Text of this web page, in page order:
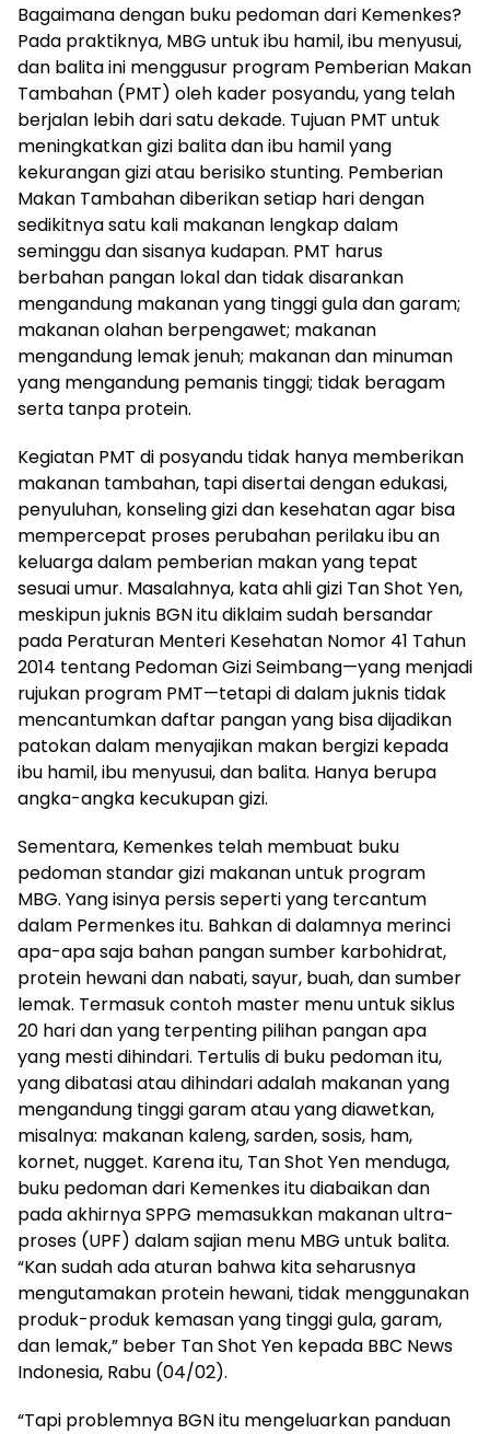
Bagaimana dengan buku pedoman dari Kemenkes?
Pada praktiknya, MBG untuk ibu hamil, ibu menyusui,
dan balita ini menggusur program Pemberian Makan
Tambahan (PMT) oleh kader posyandu, yang telah
berjalan lebih dari satu dekade. Tujuan PMT untuk
meningkatkan gizi balita dan ibu hamil yang
kekurangan gizi atau berisiko stunting. Pemberian
Makan Tambahan diberikan setiap hari dengan
sedikitnya satu kali makanan lengkap dalam
seminggu dan sisanya kudapan. PMT harus
berbahan pangan lokal dan tidak disarankan
mengandung makanan yang tinggi gula dan garam;
makanan olahan berpengawet; makanan
mengandung lemak jenuh; makanan dan minuman
yang mengandung pemanis tinggi; tidak beragam
serta tanpa protein.
Kegiatan PMT di posyandu tidak hanya memberikan
makanan tambahan, tapi disertai dengan edukasi,
penyuluhan, konseling gizi dan kesehatan agar bisa
mempercepat proses perubahan perilaku ibu an
keluarga dalam pemberian makan yang tepat
sesuai umur. Masalahnya, kata ahli gizi Tan Shot Yen,
meskipun juknis BGN itu diklaim sudah bersandar
pada Peraturan Menteri Kesehatan Nomor 41 Tahun
2014 tentang Pedoman Gizi Seimbang—yang menjadi
rujukan program PMT—tetapi di dalam juknis tidak
mencantumkan daftar pangan yang bisa dijadikan
patokan dalam menyajikan makan bergizi kepada
ibu hamil, ibu menyusui, dan balita. Hanya berupa
angka-angka kecukupan gizi.
Sementara, Kemenkes telah membuat buku
pedoman standar gizi makanan untuk program
MBG. Yang isinya persis seperti yang tercantum
dalam Permenkes itu. Bahkan di dalamnya merinci
apa-apa saja bahan pangan sumber karbohidrat,
protein hewani dan nabati, sayur, buah, dan sumber
lemak. Termasuk contoh master menu untuk siklus
20 hari dan yang terpenting pilihan pangan apa
yang mesti dihindari. Tertulis di buku pedoman itu,
yang dibatasi atau dihindari adalah makanan yang
mengandung tinggi garam atau yang diawetkan,
misalnya: makanan kaleng, sarden, sosis, ham,
kornet, nugget. Karena itu, Tan Shot Yen menduga,
buku pedoman dari Kemenkes itu diabaikan dan
pada akhirnya SPPG memasukkan makanan ultra-
proses (UPF) dalam sajian menu MBG untuk balita.
“Kan sudah ada aturan bahwa kita seharusnya
mengutamakan protein hewani, tidak menggunakan
produk-produk kemasan yang tinggi gula, garam,
dan lemak,” beber Tan Shot Yen kepada BBC News
Indonesia, Rabu (04/02).
“Tapi problemnya BGN itu mengeluarkan panduan